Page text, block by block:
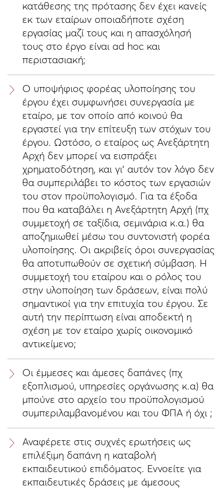
κατάθεσης της πρότασης δεν έχει κανείς
εκ των εταίρων οποιαδήποτε σχέση
εργασίας μαζί τους και η απασχόλησή
τους στο έργο είναι ad hoc και
περιστασιακή;
Ο υποψήφιος φορέας υλοποίησης του
έργου έχει συμφωνήσει συνεργασία με
εταίρο, με τον οποίο από κοινού θα
εργαστεί για την επίτευξη των στόχων του
έργου. Ωστόσο, ο εταίρος ως Ανεξάρτητη
Αρχή δεν μπορεί να εισπράξει
χρηματοδότηση, και γι’ αυτόν τον λόγο δεν
θα συμπεριλάβει το κόστος των εργασιών
του στον προϋπολογισμό. Για τα έξοδα
που θα καταβάλει η Ανεξάρτητη Αρχή (πχ
συμμετοχή σε ταξίδια, σεμινάρια κ.α.) θα
αποζημιωθεί μέσω του συντονιστή φορέα
υλοποίησης. Οι ακριβείς όροι συνεργασίας
θα αποτυπωθούν σε σχετική σύμβαση. Η
συμμετοχή του εταίρου και ο ρόλος του
στην υλοποίηση των δράσεων, είναι πολύ
σημαντικοί για την επιτυχία του έργου. Σε
αυτή την περίπτωση είναι αποδεκτή η
σχέση με τον εταίρο χωρίς οικονομικό
αντικείμενο;
Οι έμμεσες και άμεσες δαπάνες (πχ
εξοπλισμού, υπηρεσίες οργάνωσης κ.α) θα
μπούνε στο αρχείο του προϋπολογισμού
συμπεριλαμβανομένου και του ΦΠΑ ή όχι ;
Αναφέρετε στις συχνές ερωτήσεις ως
επιλέξιμη δαπάνη η καταβολή
εκπαιδευτικού επιδόματος. Εννοείτε για
εκπαιδευτικές δράσεις με άμεσους